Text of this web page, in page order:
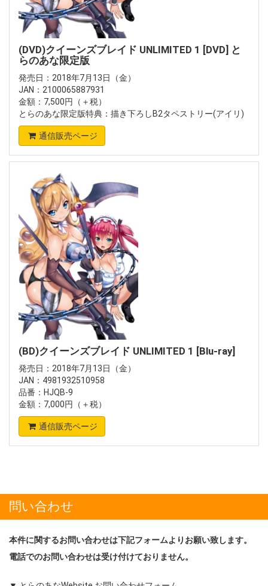
(DVD)クイーンズブレイド UNLIMITED 1 [DVD] と
らのあな限定版
発売日：2018年7月13日（金）
JAN：2100065887931
金額：7,500円（＋税）
とらのあな限定版特典：描き下ろしB2タペストリー(アイリ)
通信販売ページ
(BD)クイーンズブレイド UNLIMITED 1 [Blu-ray]
発売日：2018年7月13日（金）
JAN：4981932510958
品番：HJQB-9
金額：7,000円（＋税）
通信販売ページ
問い合わせ
本件に関するお問い合わせは下記フォームよりお願い致します。
電話でのお問い合わせは受け付けておりません。